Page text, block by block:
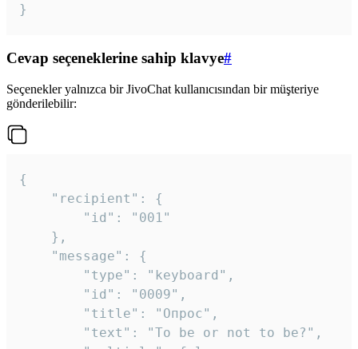
}
Cevap seçeneklerine sahip klavye#
Seçenekler yalnızca bir JivoChat kullanıcısından bir müşteriye
gönderilebilir:
{